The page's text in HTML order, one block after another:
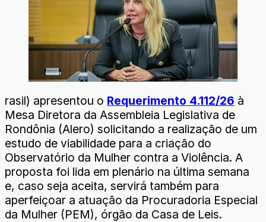
rasil) apresentou o Requerimento 4.112/26 à
Mesa Diretora da Assembleia Legislativa de
Rondônia (Alero) solicitando a realização de um
estudo de viabilidade para a criação do
Observatório da Mulher contra a Violência. A
proposta foi lida em plenário na última semana
e, caso seja aceita, servirá também para
aperfeiçoar a atuação da Procuradoria Especial
da Mulher (PEM), órgão da Casa de Leis.